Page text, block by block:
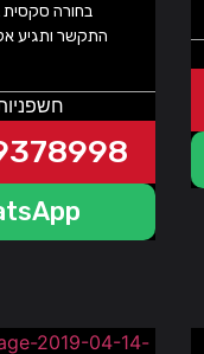
בחורה סקסית
התקשר ותגיע